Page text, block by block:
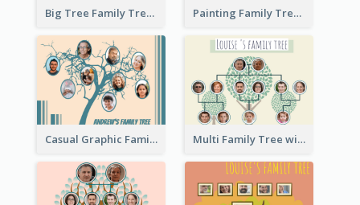
Big Tree Family Tree Painting Family Tree
Casual Graphic Family Tree2 Multi Family Tree with Background